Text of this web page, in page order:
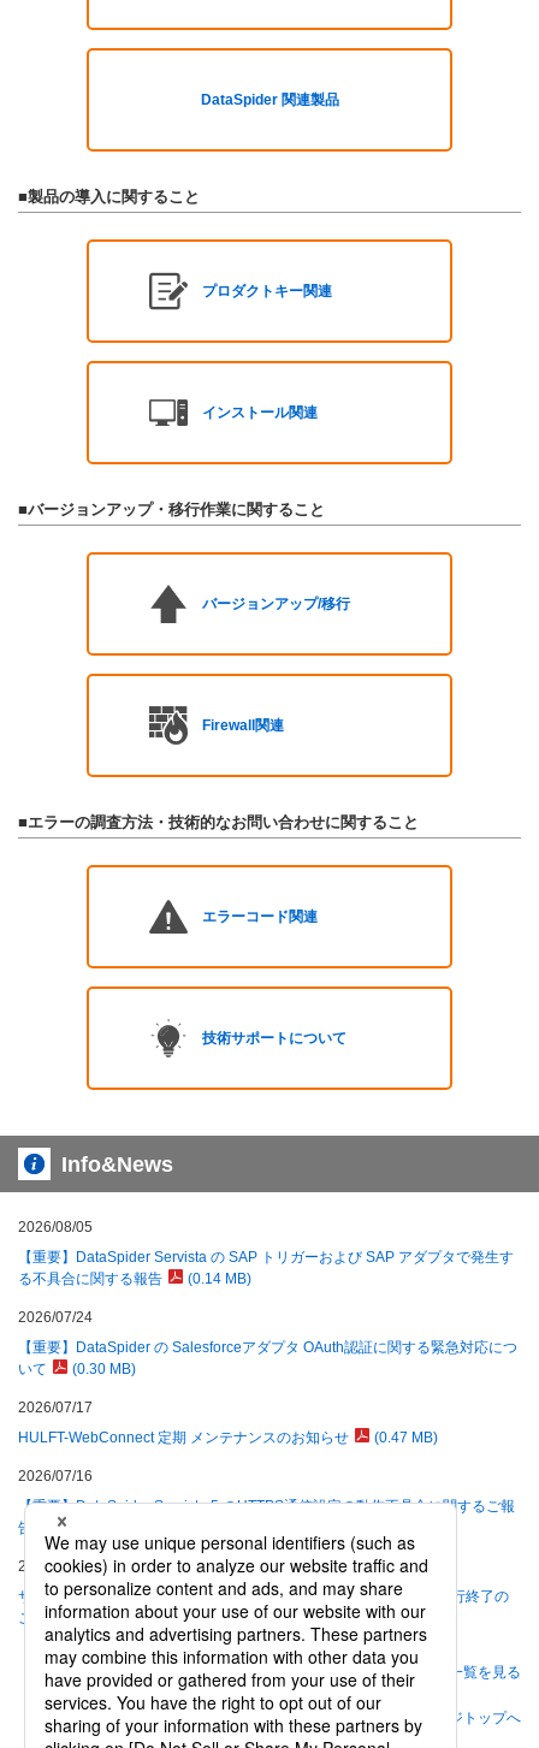
DataSpider 関連製品
■製品の導入に関すること
プロダクトキー関連
インストール関連
■バージョンアップ・移行作業に関すること
バージョンアップ/移行
Firewall関連
■エラーの調査方法・技術的なお問い合わせに関すること
エラーコード関連
技術サポートについて
Info&News
2026/08/05
【重要】DataSpider Servista の SAP トリガーおよび SAP アダプタで発生す
る不具合に関する報告
(0.14 MB)
2026/07/24
【重要】DataSpider の Salesforceアダプタ OAuth認証に関する緊急対応につ
いて
(0.30 MB)
2026/07/17
HULFT-WebConnect 定期 メンテナンスのお知らせ
(0.47 MB)
2026/07/16
【重要】DataSpider Servista 5 のHTTPS通信設定の動作不具合に関するご報
告
(0.12 MB)
2026/06/30
サポート終了製品の製品モジュール提供およびプロダクトキー再発行終了の
ご案内
(0.69 MB)
一覧を見る
ページトップへ